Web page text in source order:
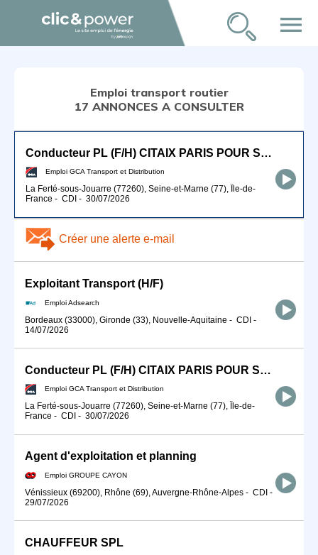
menu
Emploi transport routier
17 ANNONCES A CONSULTER
Conducteur PL (F/H) CITAIX PARIS POUR SEPTEMBRE 2026
Emploi GCA Transport et Distribution
La Ferté-sous-Jouarre (77260), Seine-et-Marne (77), Île-de-
France - CDI - 30/07/2026
Créer une alerte e-mail
Exploitant Transport (H/F)
Emploi Adsearch
Bordeaux (33000), Gironde (33), Nouvelle-Aquitaine - CDI -
14/07/2026
Conducteur PL (F/H) CITAIX PARIS POUR SEPTEMBRE 2026
Emploi GCA Transport et Distribution
La Ferté-sous-Jouarre (77260), Seine-et-Marne (77), Île-de-
France - CDI - 30/07/2026
Agent d'exploitation et planning
Emploi GROUPE CAYON
Vénissieux (69200), Rhône (69), Auvergne-Rhône-Alpes - CDI -
29/07/2026
CHAUFFEUR SPL